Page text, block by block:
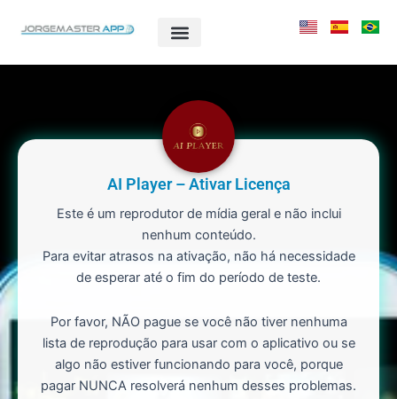
para
AI Player – Ativar Licença
Este é um reprodutor de mídia geral e não inclui
nenhum conteúdo.
Para evitar atrasos na ativação, não há necessidade
de esperar até o fim do período de teste.
Por favor, NÃO pague se você não tiver nenhuma
lista de reprodução para usar com o aplicativo ou se
algo não estiver funcionando para você, porque
pagar NUNCA resolverá nenhum desses problemas.